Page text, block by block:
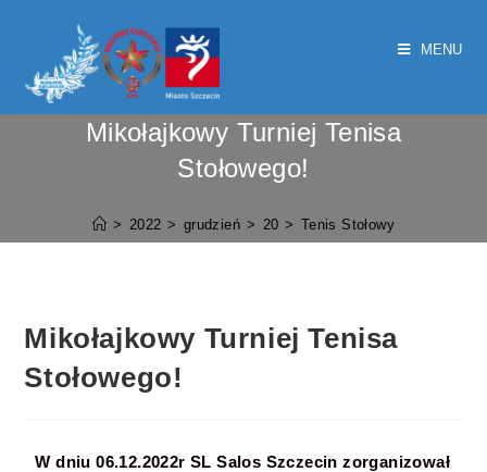
MENU
Mikołajkowy Turniej Tenisa
Stołowego!
> 2022 > grudzień > 20 > Tenis Stołowy
Mikołajkowy Turniej Tenisa
Stołowego!
W dniu 06.12.2022r SL Salos Szczecin zorganizował